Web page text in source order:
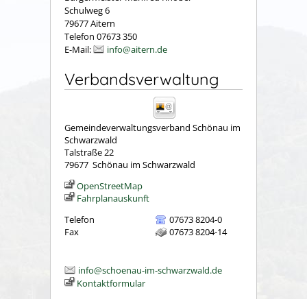
Schulweg 6
79677 Aitern
Telefon 07673 350
E-Mail:
info@aitern.de
Verbandsverwaltung
Gemeindeverwaltungsverband Schönau im
Schwarzwald
Talstraße 22
79677 Schönau im Schwarzwald
OpenStreetMap
Fahrplanauskunft
Telefon
07673 8204-0
Fax
07673 8204-14
info@schoenau-im-schwarzwald.de
Kontaktformular